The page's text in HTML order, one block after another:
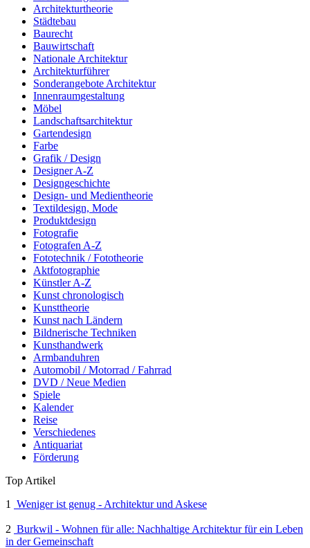
Architekturtheorie
Städtebau
Baurecht
Bauwirtschaft
Nationale Architektur
Architekturführer
Sonderangebote Architektur
Innenraumgestaltung
Möbel
Landschaftsarchitektur
Gartendesign
Farbe
Grafik / Design
Designer A-Z
Designgeschichte
Design- und Medientheorie
Textildesign, Mode
Produktdesign
Fotografie
Fotografen A-Z
Fototechnik / Fototheorie
Aktfotographie
Künstler A-Z
Kunst chronologisch
Kunsttheorie
Kunst nach Ländern
Bildnerische Techniken
Kunsthandwerk
Armbanduhren
Automobil / Motorrad / Fahrrad
DVD / Neue Medien
Spiele
Kalender
Reise
Verschiedenes
Antiquariat
Förderung
Top Artikel
1
Weniger ist genug - Architektur und Askese
2 Burkwil - Wohnen für alle: Nachhaltige Architektur für ein Leben
in der Gemeinschaft